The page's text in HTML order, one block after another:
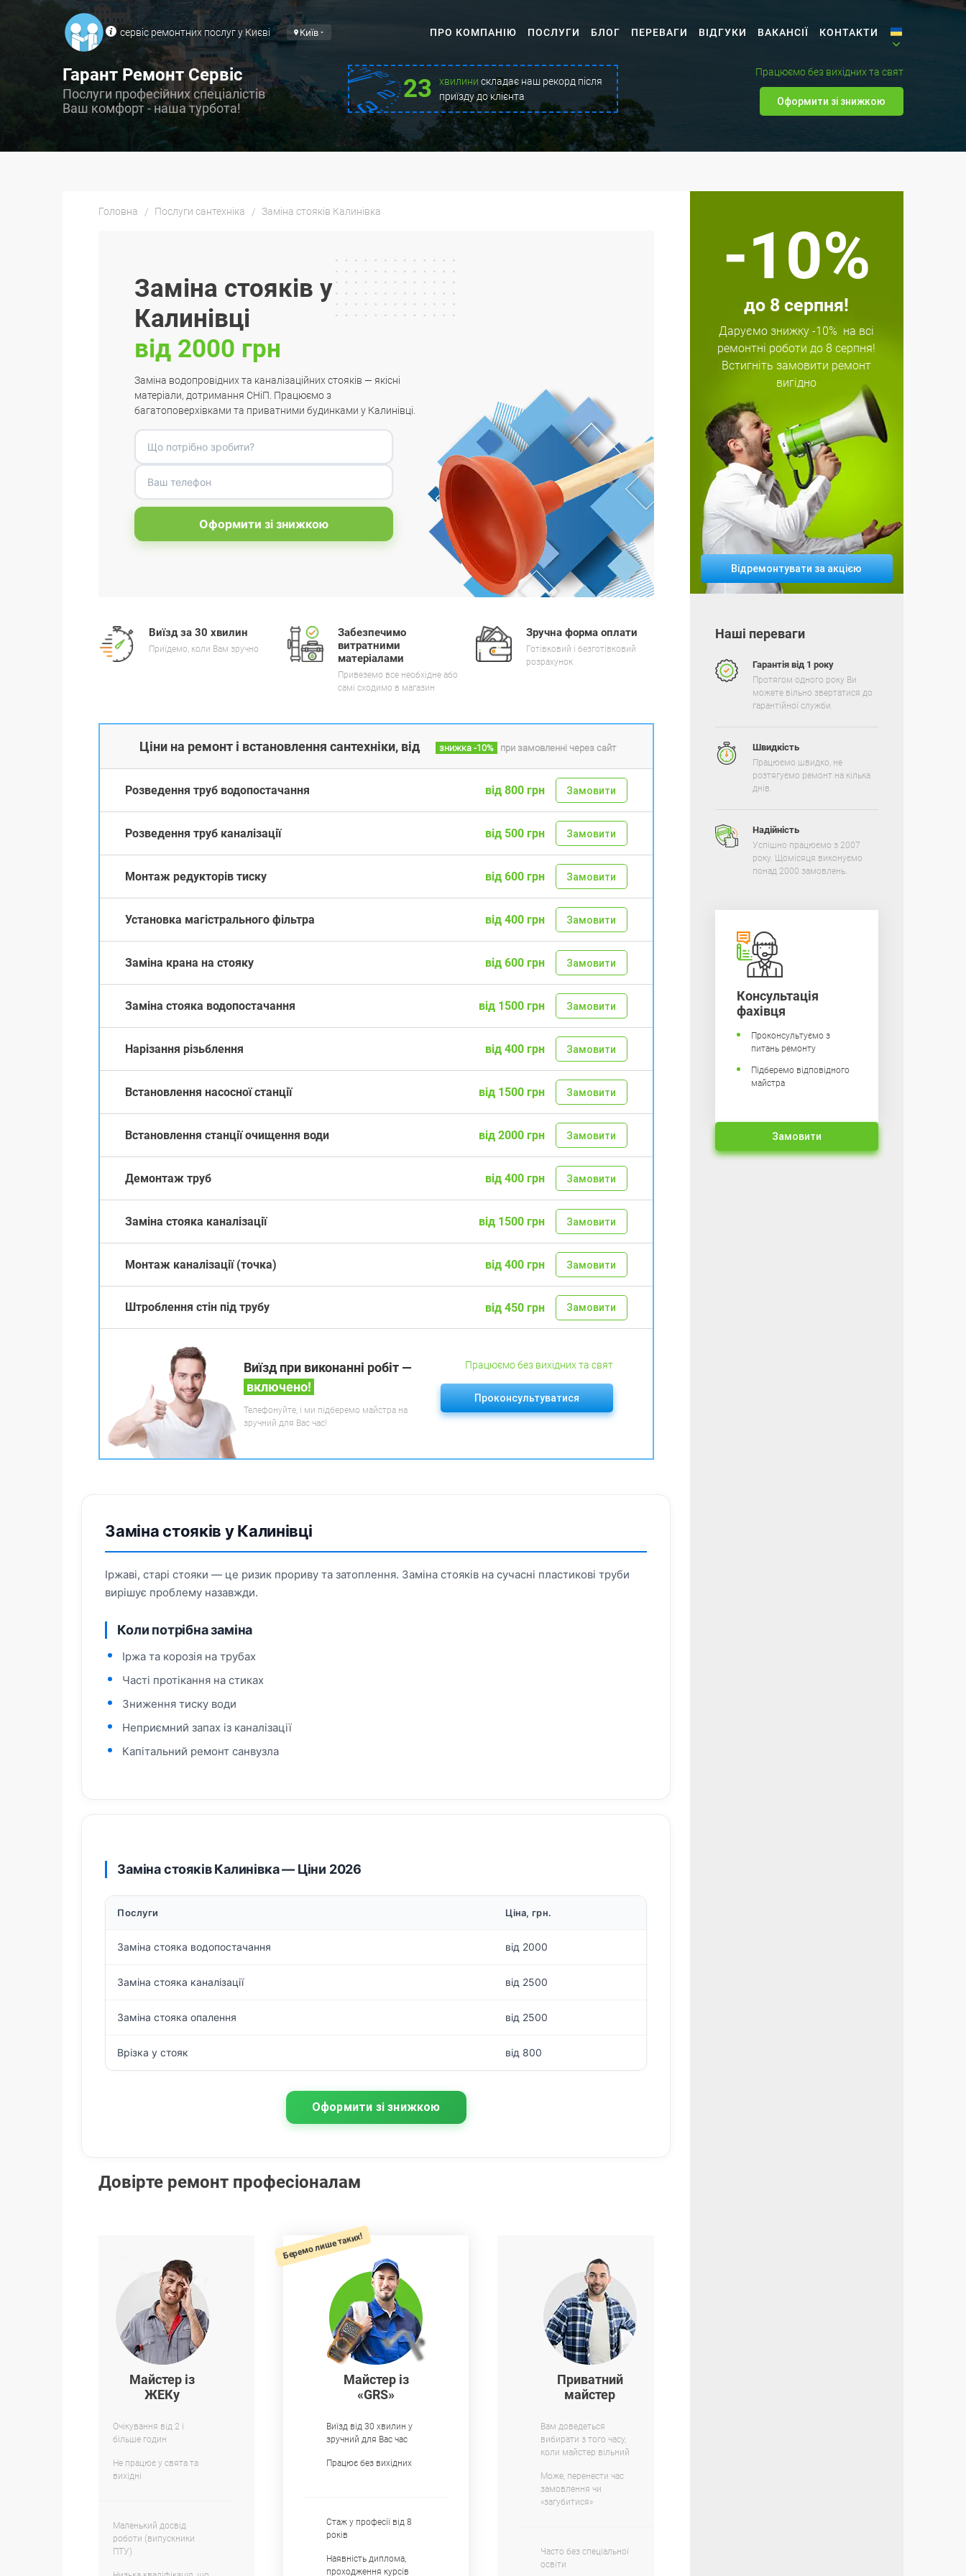
сервіс ремонтних послуг у Києві Київ ПРО КОМПАНІЮ ПОСЛУГИ БЛОГ ПЕРЕВАГИ ВІДГУКИ ВАКАНСІЇ КОНТАКТИ
Гарант Ремонт Сервіс
Послуги професійних спеціалістів
Ваш комфорт - наша турбота!
23 хвилини складає наш рекорд після
приїзду до клієнта
Працюємо без вихідних та свят
Оформити зі знижкою
Головна Послуги сантехніка Заміна стояків Калинівка
Заміна стояків у
Калинівці
від 2000 грн
Заміна водопровідних та каналізаційних стояків — якісні
матеріали, дотримання СНіП. Працюємо з
багатоповерхівками та приватними будинками у Калинівці.
Оформити зі знижкою
Виїзд за 30 хвилин
Приїдемо, коли Вам зручно
Забезпечимо
витратними
матеріалами
Привеземо все необхідне або
самі сходимо в магазин
Зручна форма оплати
Готівковий і безготівковий
розрахунок
Ціни на ремонт і встановлення сантехніки, від знижка -10% при замовленні через сайт
Розведення труб водопостачання від 800 грн Замовити
Розведення труб каналізації від 500 грн Замовити
Монтаж редукторів тиску від 600 грн Замовити
Установка магістрального фільтра від 400 грн Замовити
Заміна крана на стояку від 600 грн Замовити
Заміна стояка водопостачання від 1500 грн Замовити
Нарізання різьблення від 400 грн Замовити
Встановлення насосної станції від 1500 грн Замовити
Встановлення станції очищення води від 2000 грн Замовити
Демонтаж труб від 400 грн Замовити
Заміна стояка каналізації від 1500 грн Замовити
Монтаж каналізації (точка) від 400 грн Замовити
Штроблення стін під трубу від 450 грн Замовити
Виїзд при виконанні робіт —
включено!
Телефонуйте, і ми підберемо майстра на
зручний для Вас час!
Працюємо без вихідних та свят
Проконсультуватися
Заміна стояків у Калинівці
Іржаві, старі стояки — це ризик прориву та затоплення. Заміна стояків на сучасні пластикові труби
вирішує проблему назавжди.
Коли потрібна заміна
Іржа та корозія на трубах
Часті протікання на стиках
Зниження тиску води
Неприємний запах із каналізації
Капітальний ремонт санвузла
Заміна стояків Калинівка — Ціни 2026
Послуги Ціна, грн.
Заміна стояка водопостачання від 2000
Заміна стояка каналізації від 2500
Заміна стояка опалення від 2500
Врізка у стояк від 800
Оформити зі знижкою
Довірте ремонт професіоналам
Майстер із
«GRS»
Виїзд від 30 хвилин у
зручний для Вас час
Працює без вихідних
Стаж у професії від 8
років
Наявність диплома,
проходження курсів
Беремо лише таких!
Майстер із
ЖЕКу
Очікування від 2 і
більше годин
Не працює у свята та
вихідні
Маленький досвід
роботи (випускники
ПТУ)
Приватний
майстер
Вам доведеться
вибирати з того часу,
коли майстер вільний
Може, перенести час
замовлення чи
«загубитися»
Часто без спеціальної
освіти
-10%
до 8 серпня!
Даруємо знижку-10% на всі
ремонтні роботидо 8 серпня!
Встигніть замовити ремонт
вигідно
Відремонтувати за акцією
Наші переваги
Гарантія від 1 року
Протягом одного року Ви
можете вільно звертатися до
гарантійної служби.
Швидкість
Працюємо швидко, не
розтягуємо ремонт на кілька
днів.
Надійність
Успішно працюємо з 2007
року. Щомісяця виконуємо
понад 2000 замовлень.
Консультація
фахівця
Проконсультуємо з
питань ремонту
Підберемо відповідного
майстра
Замовити